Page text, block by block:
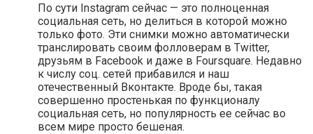
По сути Instagram сейчас — это полноценная
социальная сеть, но делиться в которой можно
только фото. Эти снимки можно автоматически
транслировать своим фолловерам в Twitter,
друзьям в Facebook и даже в Foursquare. Недавно
к числу соц. сетей прибавился и наш
отечественный Вконтакте. Вроде бы, такая
совершенно простенькая по функционалу
социальная сеть, но популярность ее сейчас во
всем мире просто бешеная.